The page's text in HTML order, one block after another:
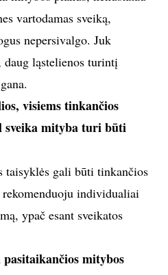
maitintis: kiekybė
ar kokybė (produktų
klausia: „Tai kiek
tų daržovių?“. Visada
galima valgyti tiek,
mitybos planus, nenustatau
vartodamas sveiką,
nepersivalgo. Juk
ląstelienos turintį